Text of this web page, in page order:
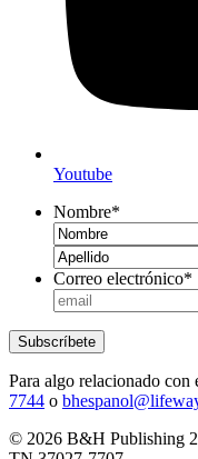
Youtube
Nombre*
Correo electrónico*
Subscríbete
Para algo relacionado
7744 o
© 2026 B&H Publishing